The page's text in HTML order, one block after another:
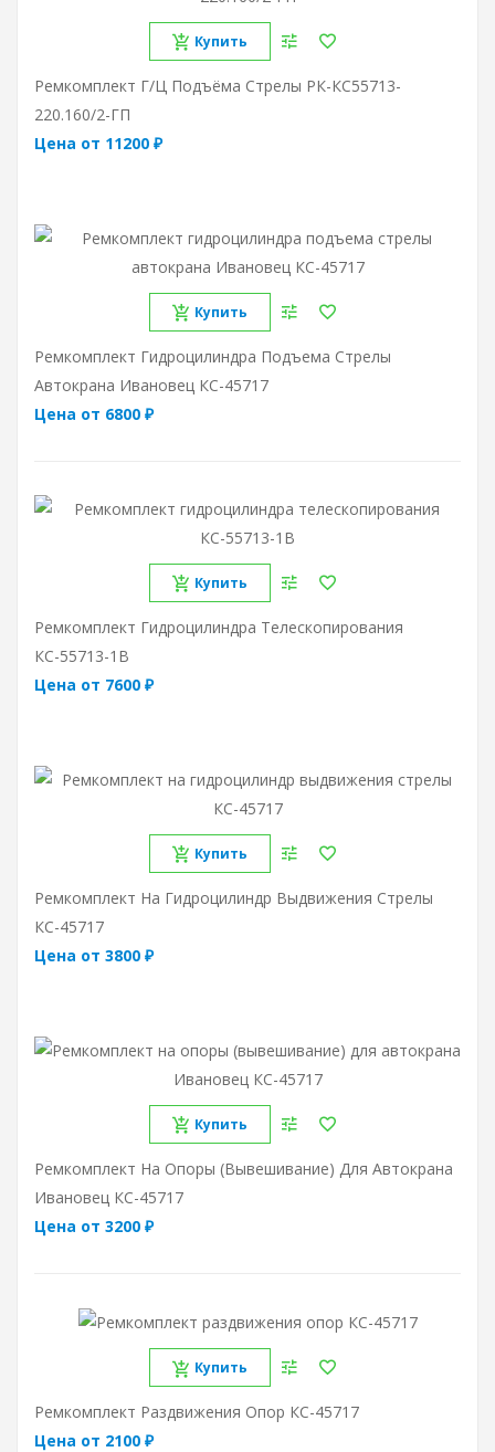
Купить
Ремкомплект Г/ц Подъёма Стрелы РК-КС55713-
220.160/2-ГП
Цена от 11200 ₽
Купить
Ремкомплект Гидроцилиндра Подъема Стрелы
Автокрана Ивановец КС-45717
Цена от 6800 ₽
Купить
Ремкомплект Гидроцилиндра Телескопирования
КС-55713-1В
Цена от 7600 ₽
Купить
Ремкомплект На Гидроцилиндр Выдвижения Стрелы
КС-45717
Цена от 3800 ₽
Купить
Ремкомплект На Опоры (вывешивание) Для Автокрана
Ивановец КС-45717
Цена от 3200 ₽
Купить
Ремкомплект Раздвижения Опор КС-45717
Цена от 2100 ₽